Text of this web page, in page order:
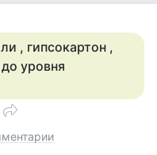
, гипсокартон ,
уровня